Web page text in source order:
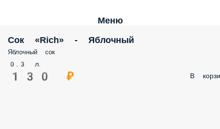
Меню
Сок «Rich» - Яблочный
Яблочный сок
0.3 л.
130 ₽ В